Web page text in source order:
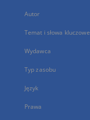
Autor
Temat i słowa kluczowe
Wydawca
Typ zasobu
Język
Prawa